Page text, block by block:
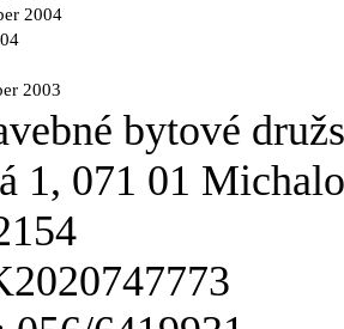
2004
2003
bytové
1, 071 01